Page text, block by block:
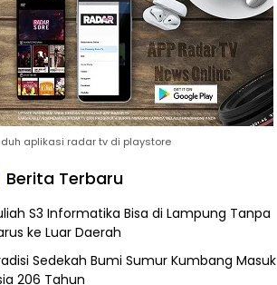
aplikasi radar tv di playstore
Berita Terbaru
S3 Informatika Bisa di Lampung Tanpa
ke Luar Daerah
Sedekah Bumi Sumur Kumbang Masuk
206 Tahun